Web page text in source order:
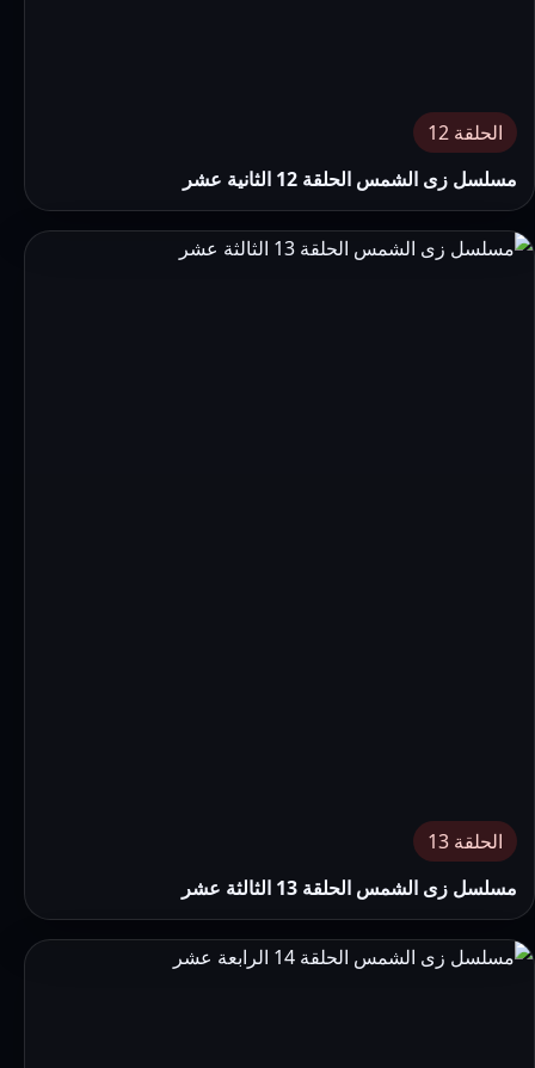
الحلقة 12
مسلسل زى الشمس الحلقة 12 الثانية عشر
الحلقة 13
مسلسل زى الشمس الحلقة 13 الثالثة عشر